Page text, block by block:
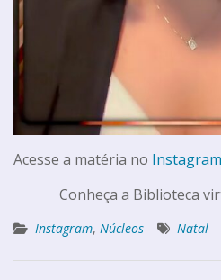
Acesse a matéria no Instagram
Conheça a Biblioteca
Instagram, Núcleos Natal